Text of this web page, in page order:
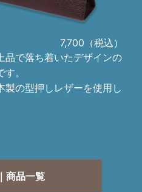
7,700（税込）
品で落ち着いたデザインの
。
製の型押しレザーを使用し
商品一覧